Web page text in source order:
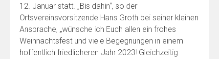
12. Januar statt. „Bis dahin“, so der
Ortsvereinsvorsitzende Hans Groth bei seiner kleinen
Ansprache, „wünsche ich Euch allen ein frohes
Weihnachtsfest und viele Begegnungen in einem
hoffentlich friedlicheren Jahr 2023! Gleichzeitig